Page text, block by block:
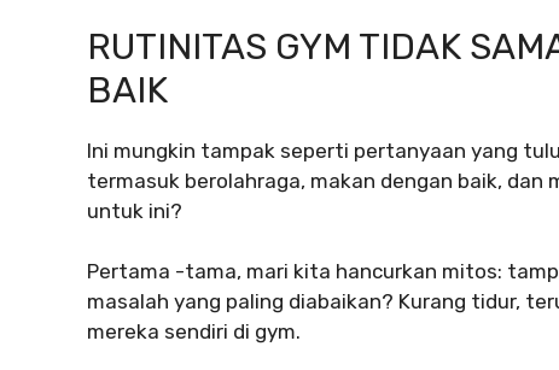
RUTINITAS GYM TIDAK
BAIK
Ini mungkin tampak seperti pertanyaan yang
termasuk berolahraga, makan dengan baik, dan
untuk ini?
Pertama -tama, mari kita hancurkan mitos:
masalah yang paling diabaikan? Kurang tidur,
mereka sendiri di gym.